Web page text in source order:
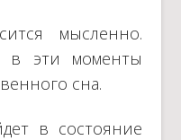
мысленно.
в эти моменты
сна.
в состояние